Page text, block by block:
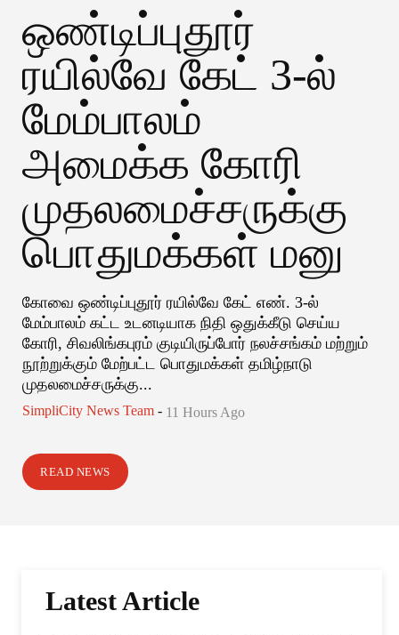
ஒண்டிப்புதூர்
ரயில்வே கேட் 3-ல்
மேம்பாலம்
அமைக்க கோரி
முதலமைச்சருக்கு
பொதுமக்கள் மனு
கோவை ஒண்டிப்புதூர் ரயில்வே கேட் எண். 3-ல்
மேம்பாலம் கட்ட உடனடியாக நிதி ஒதுக்கீடு செய்ய
கோரி, சிவலிங்கபுரம் குடியிருப்போர் நலச்சங்கம் மற்றும்
நூற்றுக்கும் மேற்பட்ட பொதுமக்கள் தமிழ்நாடு
முதலமைச்சருக்கு...
SimpliCity News Team - 11 Hours Ago
READ NEWS
Latest Article